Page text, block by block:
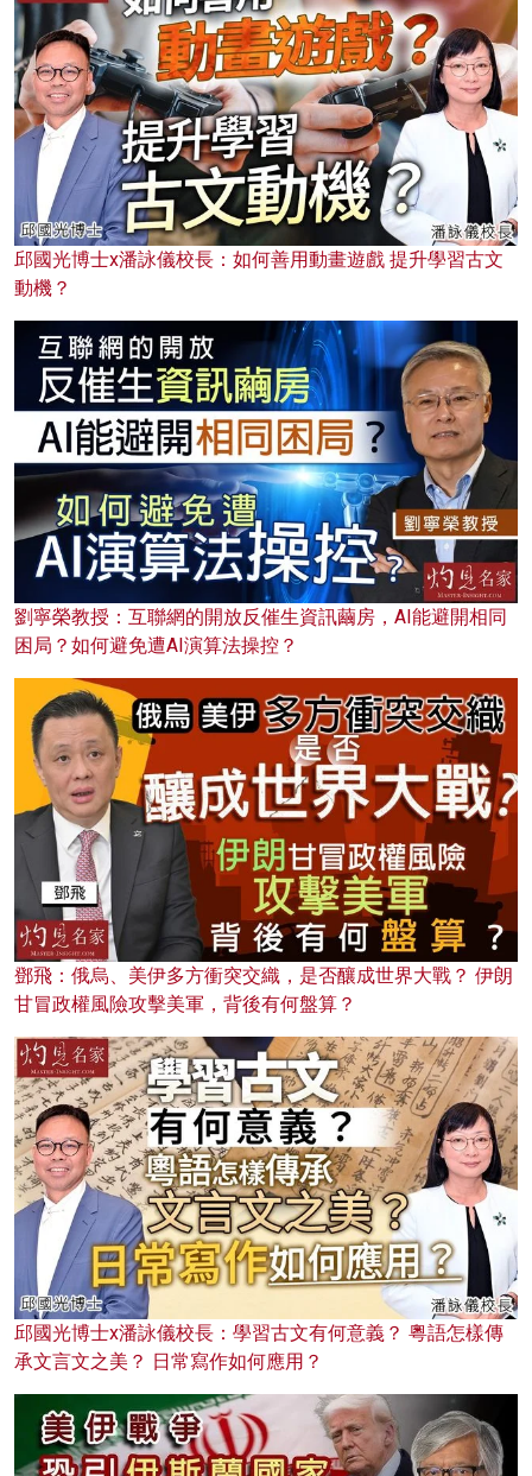
邱國光博士x潘詠儀校長：如何善用動畫遊戲 提升學習古文
動機？
劉寧榮教授：互聯網的開放反催生資訊繭房，AI能避開相同
困局？如何避免遭AI演算法操控？
鄧飛：俄烏、美伊多方衝突交織，是否釀成世界大戰？ 伊朗
甘冒政權風險攻擊美軍，背後有何盤算？
邱國光博士x潘詠儀校長：學習古文有何意義？ 粵語怎樣傳
承文言文之美？ 日常寫作如何應用？